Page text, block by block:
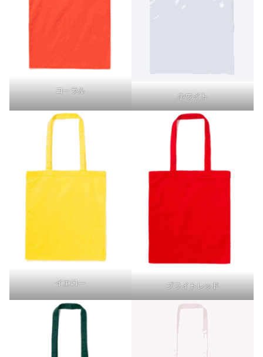
コーラル
ホワイト
イエロー ブライトレッド